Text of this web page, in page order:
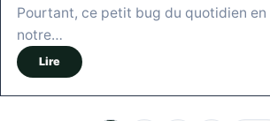
Pourtant, ce petit bug du quotidien
notre…
Lire